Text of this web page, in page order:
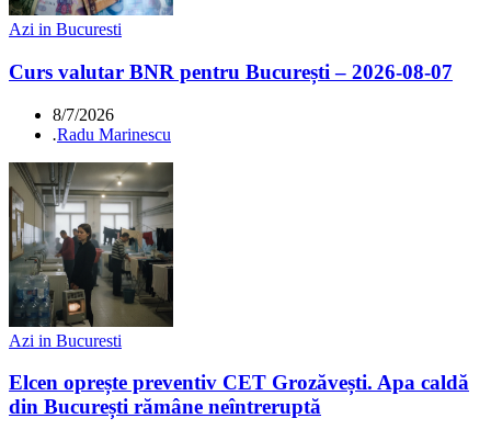
Azi in Bucuresti
Curs valutar BNR pentru București – 2026-08-07
8/7/2026
.Radu Marinescu
Azi in Bucuresti
Elcen oprește preventiv CET Grozăvești. Apa caldă
din București rămâne neîntreruptă